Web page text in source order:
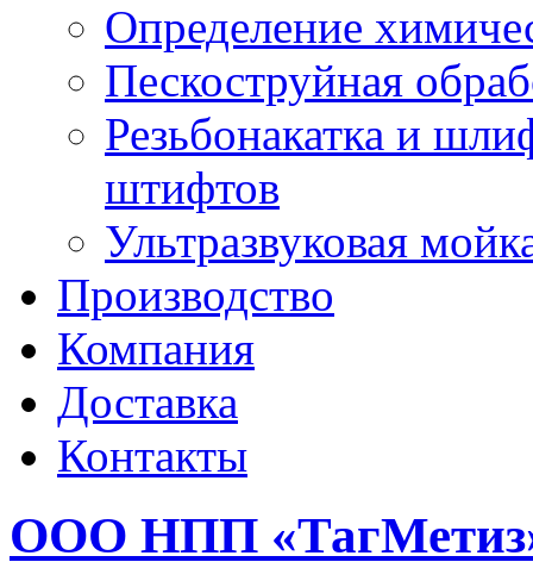
Определение
Пескоструйная
Резьбонакатка и
штифтов
Ультразвуковая
Производство
Компания
Доставка
Контакты
ООО НПП